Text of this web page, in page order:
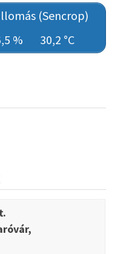
(Sencrop)
% 30,2 °C